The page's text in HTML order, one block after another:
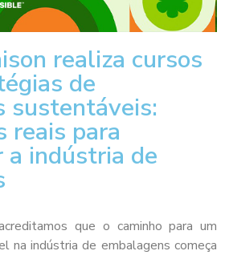
realiza cursos
de
sustentáveis:
reais para
indústria de
que o caminho para um
na indústria de embalagens começa